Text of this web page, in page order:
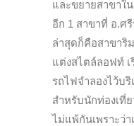
และขยายสาขาใ
อีก 1 สาขาที่ อ.ศ
ล่าสุดก็คือสาขาริ
แต่งสไตล์ลอฟท์
รถไฟจำลองไว้บ
สำหรับนักท่องเที่
ไม่แพ้กันเพราะว่